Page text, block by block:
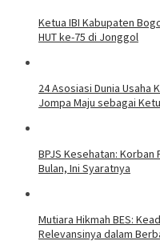
Ketua IBI Kabupaten
HUT ke-75 di Jonggol
24 Asosiasi Dunia Usaha
Jompa Maju sebagai
BPJS Kesehatan: Korban
Bulan, Ini Syaratnya
Mutiara Hikmah BES:
Relevansinya dalam